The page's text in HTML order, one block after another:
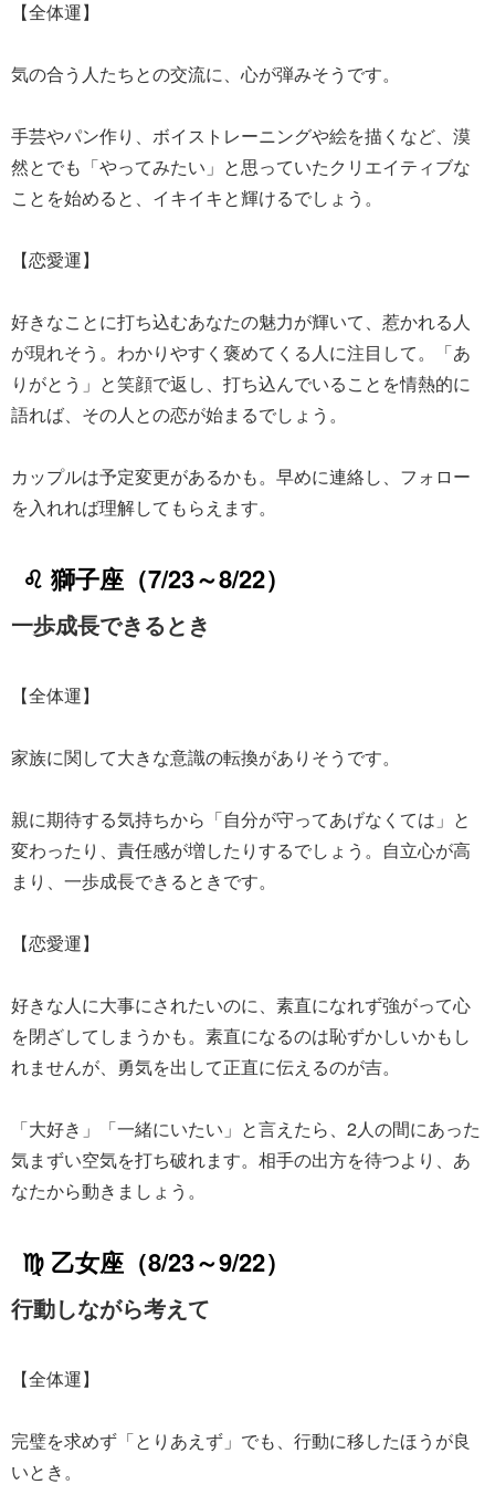
【全体運】
気の合う人たちとの交流に、心が弾みそうです。
手芸やパン作り、ボイストレーニングや絵を描くなど、漠
然とでも「やってみたい」と思っていたクリエイティブな
ことを始めると、イキイキと輝けるでしょう。
【恋愛運】
好きなことに打ち込むあなたの魅力が輝いて、惹かれる人
が現れそう。わかりやすく褒めてくる人に注目して。「あ
りがとう」と笑顔で返し、打ち込んでいることを情熱的に
語れば、その人との恋が始まるでしょう。
カップルは予定変更があるかも。早めに連絡し、フォロー
を入れれば理解してもらえます。
♌ 獅子座（7/23～8/22）
一歩成長できるとき
【全体運】
家族に関して大きな意識の転換がありそうです。
親に期待する気持ちから「自分が守ってあげなくては」と
変わったり、責任感が増したりするでしょう。自立心が高
まり、一歩成長できるときです。
【恋愛運】
好きな人に大事にされたいのに、素直になれず強がって心
を閉ざしてしまうかも。素直になるのは恥ずかしいかもし
れませんが、勇気を出して正直に伝えるのが吉。
「大好き」「一緒にいたい」と言えたら、2人の間にあった
気まずい空気を打ち破れます。相手の出方を待つより、あ
なたから動きましょう。
♍ 乙女座（8/23～9/22）
行動しながら考えて
【全体運】
完璧を求めず「とりあえず」でも、行動に移したほうが良
いとき。